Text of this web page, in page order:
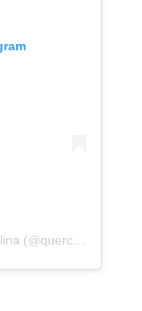
A post shared by Querceto di Castellina (@quercetodicastellina)